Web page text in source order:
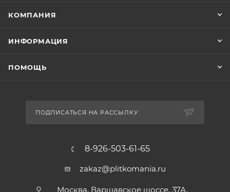
КОМПАНИЯ
ИНФОРМАЦИЯ
ПОМОЩЬ
ПОДПИСАТЬСЯ НА РАССЫЛКУ
8-926-503-61-65
zakaz@plitkomania.ru
Москва, Варшавское шоссе, 37А,